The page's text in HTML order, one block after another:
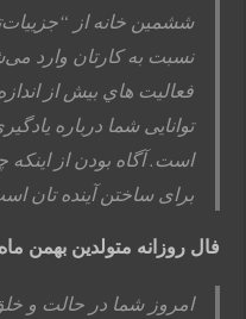
ششمین خانه از
نسبت به کارتان وارد
فعاليت هاي بيش از
توانایی شما درباره
است. آگاه بودن از اینکه
برای ساختن آینده تان
فال روزانه متولدین بهمن ماه
امروز شما در حالت و